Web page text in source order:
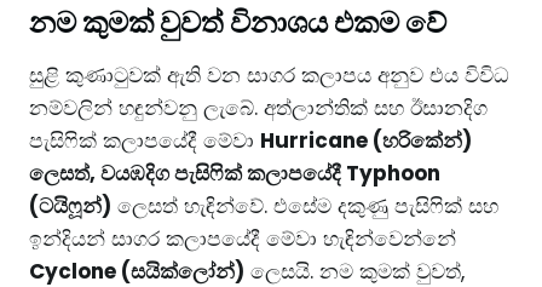
නම කුමක් වුවත් විනාශය එකම වේ
සුළි කුණාටුවක් ඇති වන සාගර කලාපය අනුව එය විවිධ
නම්වලින් හඳුන්වනු ලැබේ. අත්ලාන්තික් සහ ඊසානදිග
පැසිෆික් කලාපයේදී මේවා Hurricane (හරිකේන්)
ලෙසත්, වයඹදිග පැසිෆික් කලාපයේදී Typhoon
(ටයිෆූන්) ලෙසත් හැඳින්වේ. එසේම දකුණු පැසිෆික් සහ
ඉන්දියන් සාගර කලාපයේදී මේවා හැඳින්වෙන්නේ
Cyclone (සයික්ලෝන්) ලෙසයි. නම කුමක් වුවත්,